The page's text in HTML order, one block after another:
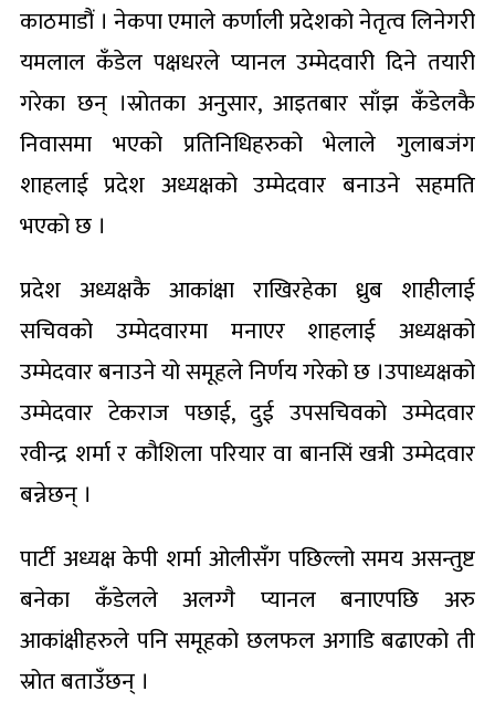
काठमाडौं । नेकपा एमाले कर्णाली प्रदेशको नेतृत्व लिनेगरी
यमलाल कँडेल पक्षधरले प्यानल उम्मेदवारी दिने तयारी
गरेका छन् ।स्रोतका अनुसार, आइतबार साँझ कँडेलकै
निवासमा भएको प्रतिनिधिहरुको भेलाले गुलाबजंग
शाहलाई प्रदेश अध्यक्षको उम्मेदवार बनाउने सहमति
भएको छ ।
प्रदेश अध्यक्षकै आकांक्षा राखिरहेका ध्रुब शाहीलाई
सचिवको उम्मेदवारमा मनाएर शाहलाई अध्यक्षको
उम्मेदवार बनाउने यो समूहले निर्णय गरेको छ ।उपाध्यक्षको
उम्मेदवार टेकराज पछाई, दुई उपसचिवको उम्मेदवार
रवीन्द्र शर्मा र कौशिला परियार वा बानसिं खत्री उम्मेदवार
बन्नेछन् ।
पार्टी अध्यक्ष केपी शर्मा ओलीसँग पछिल्लो समय असन्तुष्ट
बनेका कँडेलले अलग्गै प्यानल बनाएपछि अरु
आकांक्षीहरुले पनि समूहको छलफल अगाडि बढाएको ती
स्रोत बताउँछन् ।